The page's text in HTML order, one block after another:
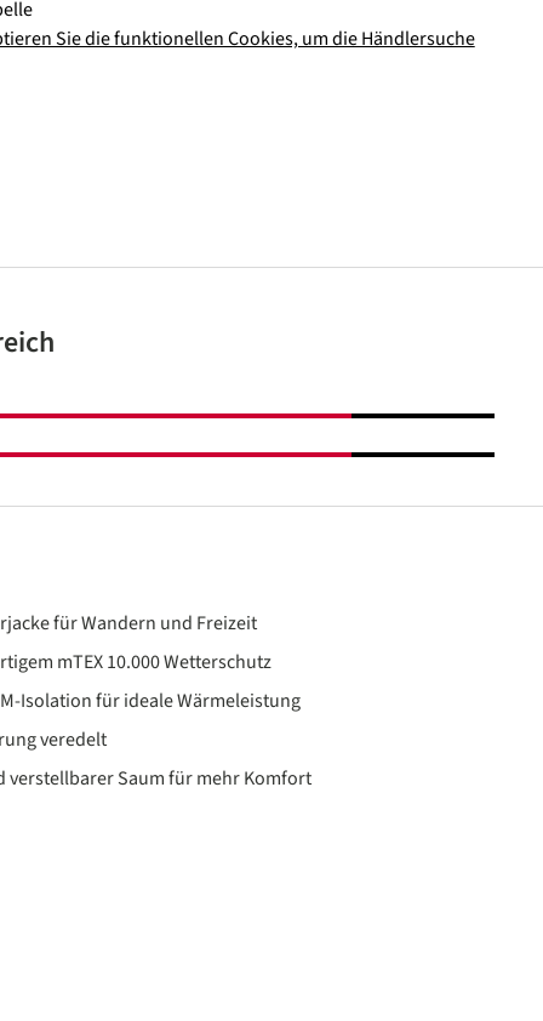
Sie die funktionellen Cookies, um die Händlersuche
für Wandern und Freizeit
mTEX 10.000 Wetterschutz
Isolation für ideale Wärmeleistung
veredelt
verstellbarer Saum für mehr Komfort